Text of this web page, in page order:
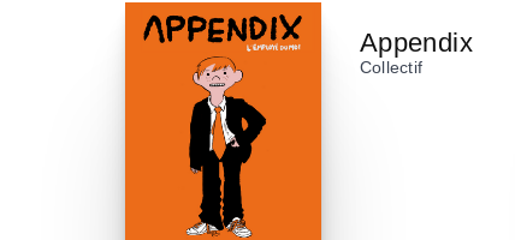
Appendix
Collectif